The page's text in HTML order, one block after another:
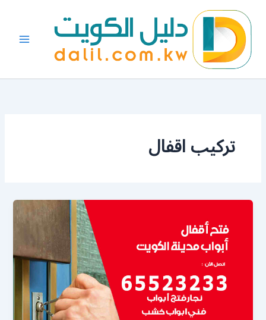
المحتوى
تركيب اقفال